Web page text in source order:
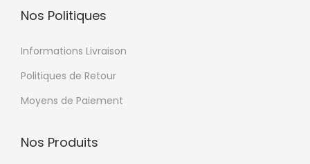
Nos Politiques
Informations Livraison
Politiques de Retour
Moyens de Paiement
Nos Produits